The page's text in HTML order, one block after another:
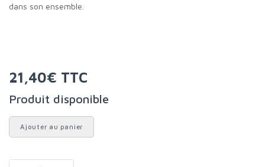
dans son ensemble.
21,40€ TTC
Produit disponible
Ajouter au panier